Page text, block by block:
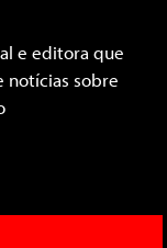
e editora que
notícias sobre